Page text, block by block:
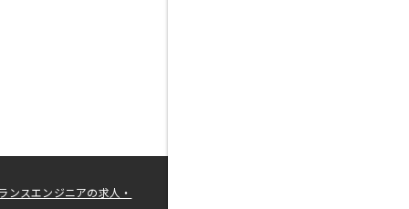
ンスエンジニアの求人・